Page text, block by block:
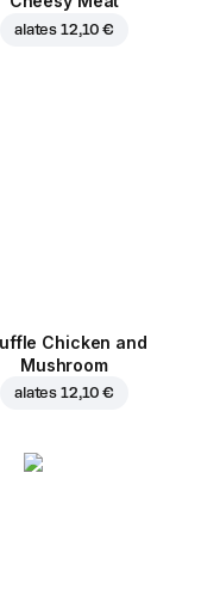
alates 12,10 €
Chicken and
Mushroom
alates 12,10 €